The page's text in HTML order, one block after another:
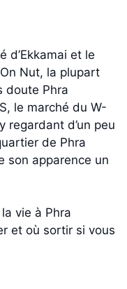
d’Ekkamai et le
Nut, la plupart
doute Phra
le marché du W-
regardant d’un peu
de Phra
son apparence un
vie à Phra
et où sortir si vous